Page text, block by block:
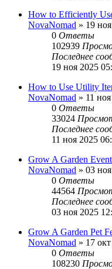
How to Efficiently
NovaNomad » 19
0 Ответы
102939
Последнее
19 ноя 2025
How to Use Utility
NovaNomad » 11
0 Ответы
33024
Последнее
11 ноя 2025
Grow A Garden
NovaNomad » 03
0 Ответы
44564
Последнее
03 ноя 2025
Grow A Garden Pet
NovaNomad » 17
0 Ответы
108230